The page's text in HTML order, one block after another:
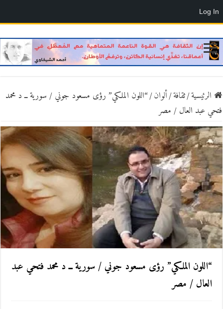
الرئيسية/ثقافة/ألوان/“اللون الملكي” رؤى مسعود جوني / سورية ــ د محمد
فتحي عبد العال / مصر
“اللون الملكي” رؤى مسعود جوني / سورية ــ د محمد فتحي عبد
العال / مصر
Log In